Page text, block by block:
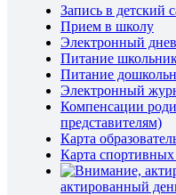
Запись в детский
Прием в школу
Электронный
Питание
Питание
Электронный
Компенсации
представителям)
Карта
Карта спортивных
актированный